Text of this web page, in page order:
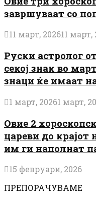
завршуваат со
11 март, 202611 март,
Руски астролог
секој знак во
знаци ќе имаат
1 март, 20261 март,
Овие 2
цареви до крајот
им ги наполнат
15 февруари, 2026
ПРЕПОРАЧУВАМЕ